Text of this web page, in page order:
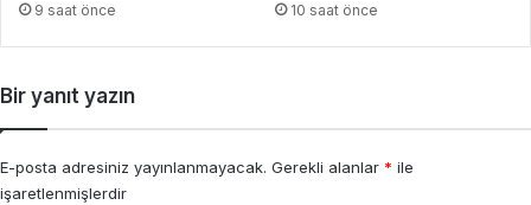
9 saat önce 10 saat önce
Bir yanıt yazın
E-posta adresiniz yayınlanmayacak. Gerekli alanlar * ile
işaretlenmişlerdir